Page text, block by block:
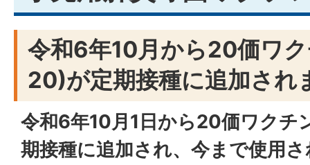
令和6年10月から20価ワ
20)が定期接種に追加され
令和6年10月1日から20価ワクチ
期接種に追加され、今まで使用